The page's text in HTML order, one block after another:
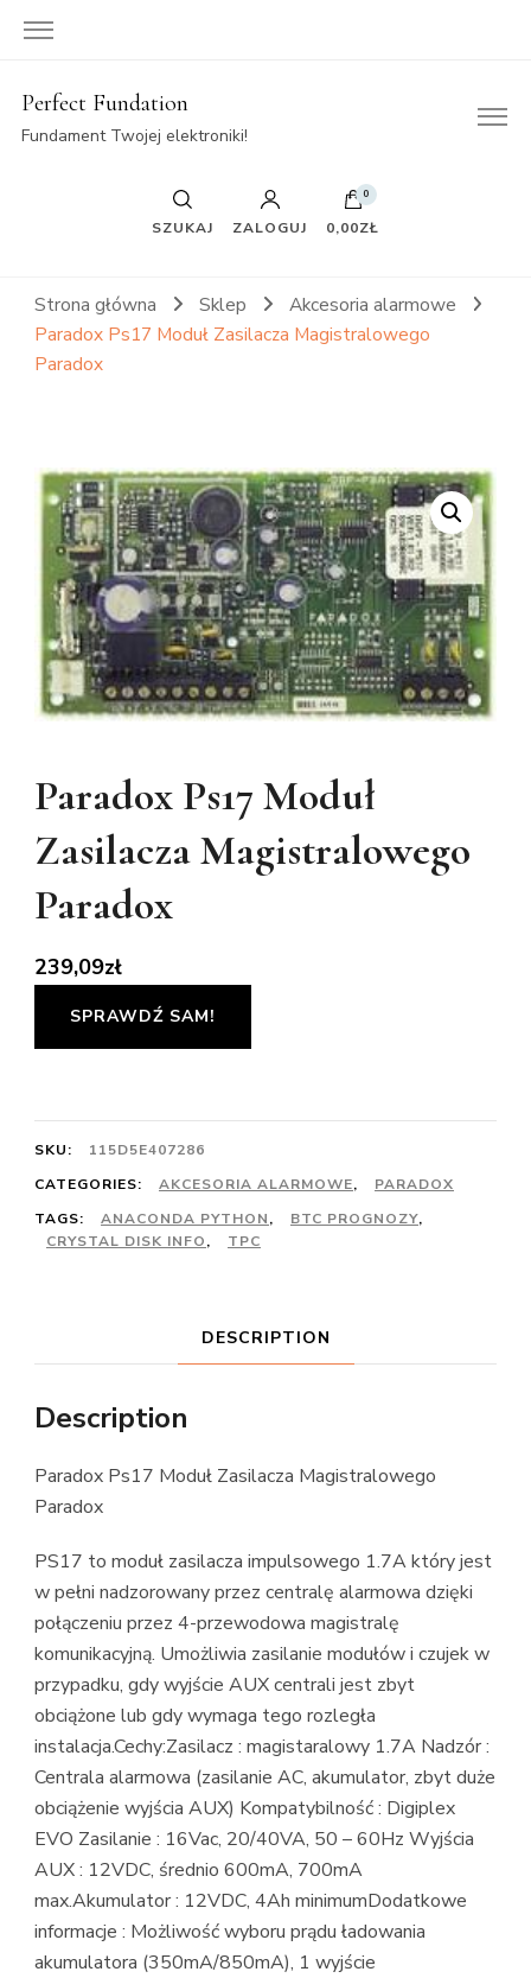
Perfect Fundation
Fundament Twojej elektroniki!
SZUKAJ ZALOGUJ
0
0,00ZŁ
Strona główna Sklep
Akcesoria alarmowe
Paradox Ps17 Moduł Zasilacza Magistralowego
Paradox
Paradox Ps17 Moduł
Zasilacza Magistralowego
Paradox
239,09zł
SPRAWDŹ SAM!
SKU:
115D5E407286
CATEGORIES:
AKCESORIA ALARMOWE,
PARADOX
TAGS:
ANACONDA PYTHON, BTC PROGNOZY,
CRYSTAL DISK INFO, TPC
DESCRIPTION
Description
Paradox Ps17 Moduł Zasilacza Magistralowego
Paradox
PS17 to moduł zasilacza impulsowego 1.7A który jest
w pełni nadzorowany przez centralę alarmowa dzięki
połączeniu przez 4-przewodowa magistralę
komunikacyjną. Umożliwia zasilanie modułów i czujek w
przypadku, gdy wyjście AUX centrali jest zbyt
obciążone lub gdy wymaga tego rozległa
instalacja.Cechy:Zasilacz : magistaralowy 1.7A Nadzór :
Centrala alarmowa (zasilanie AC, akumulator, zbyt duże
obciążenie wyjścia AUX) Kompatybilność : Digiplex
EVO Zasilanie : 16Vac, 20/40VA, 50 – 60Hz Wyjścia
AUX : 12VDC, średnio 600mA, 700mA
max.Akumulator : 12VDC, 4Ah minimumDodatkowe
informacje : Możliwość wyboru prądu ładowania
akumulatora (350mA/850mA), 1 wyjście